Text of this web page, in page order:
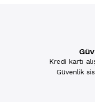
Kredi kartı
Güvenlik